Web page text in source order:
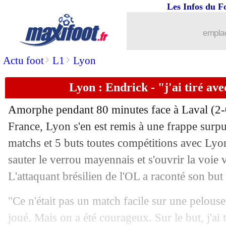
Actu foot> L1 > Lyon
Les Infos du
Lyon : Endrick - "j'ai tiré
Amorphe pendant 80 minutes face à Laval
France, Lyon s'en est remis à une frappe
matchs et 5 buts toutes compétitions avec
sauter le verrou mayennais et s'ouvrir la voie
L'attaquant brésilien de l'OL a raconté son
"Ce n'était pas un match facile sur une
joué. Mais on a été courageux. Sur le but, j'ai
Bayern
05/02 Real
05/02 TFC: Abu récupère plus vite que
05/02 Man City : Guehi, l'incompréhension
05/02 Al Ittihad: un ancien se paie
05/02 Newell's : un plan pour rapatrier
05/02 Liverpool: Jacquet, Slot se frotte les